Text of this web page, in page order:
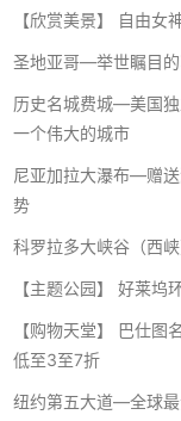
【欣赏美景】 自由
圣地亚哥—举世瞩目
历史名城费城—美国
一个伟大的城市
尼亚加拉大瀑布—赠
势
科罗拉多大峡谷（西
【主题公园】 好莱
【购物天堂】 巴仕
低至3至7折
纽约第五大道—全球